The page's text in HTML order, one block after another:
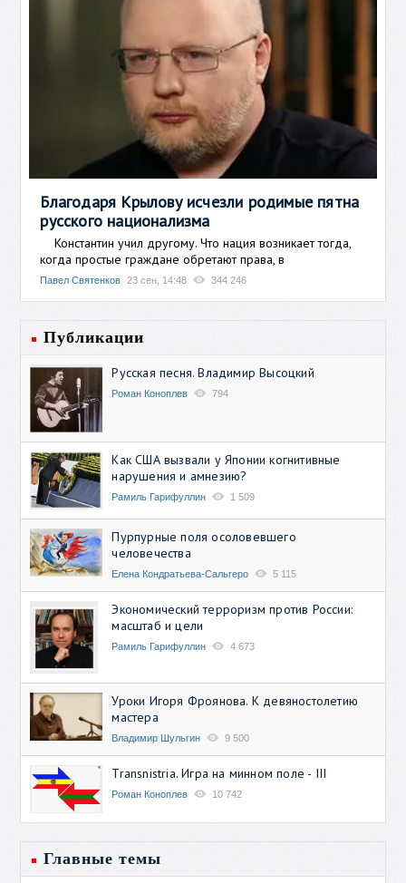
Благодаря Крылову исчезли родимые пятна
русского национализма
Константин учил другому. Что нация возникает тогда,
когда простые граждане обретают права, в
Павел Святенков 23 сен, 14:48 344 246
Публикации
Русская песня. Владимир Высоцкий
Роман Коноплев 794
Как США вызвали у Японии когнитивные
нарушения и амнезию?
Рамиль Гарифуллин 1 509
Пурпурные поля осоловевшего
человечества
Елена Кондратьева-Сальгеро 5 115
Экономический терроризм против России:
масштаб и цели
Рамиль Гарифуллин 4 673
Уроки Игоря Фроянова. К девяностолетию
мастера
Владимир Шульгин 9 500
Transnistria. Игра на минном поле - III
Роман Коноплев 10 742
Главные темы